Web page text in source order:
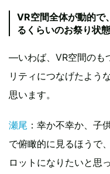
VR空間全体が動的で
るくらいのお祭り状
—いわば、VR空間のも
リティにつなげたよう
思います。
瀬尾 ：幸か不幸か、子
で俯瞰的に見るほうで
ロットになりたいと思